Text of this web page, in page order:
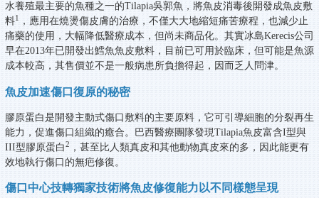
水養殖最主要的魚種之一的Tilapia吳郭魚，將魚皮消毒後開發成魚皮敷
料1
，應用在燒燙傷皮膚的治療，不僅大大地縮短痛苦療程，也減少止
痛藥的使用，大幅降低醫療成本，但尚未商品化。其實冰島Kerecis公司
早在2013年已開發出鱈魚魚皮敷料，目前已可用於臨床，但可能是魚源
成本較高，其售價並不是一般病患所負擔得起，因而乏人問津。
魚皮加速傷口復原的秘密
膠原蛋白是開發主動式傷口敷料的主要原料，它可引導細胞的分裂再生
能力，促進傷口組織的癒合。巴西醫療團隊發現Tilapia魚皮富含I型與
III型膠原蛋白2
，甚至比人類真皮和其他動物真皮來的多，因此能更有
效地執行傷口的無疤修復。
傷口中心技轉獨家技術將魚皮修復能力以不同樣態呈現